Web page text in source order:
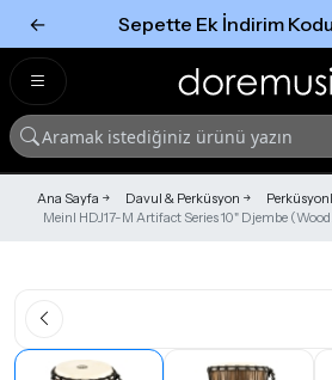
← Sepette Ek İndirim
Ana Sayfa Davul & Perküsyon
Meinl HDJ17-M Artifact Series 10" Djembe